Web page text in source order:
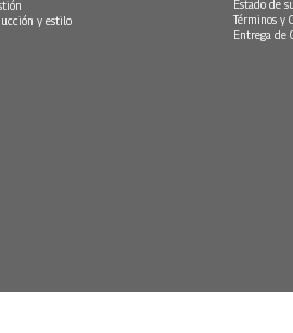
y estilo
Estado de
Términos y
Entrega de